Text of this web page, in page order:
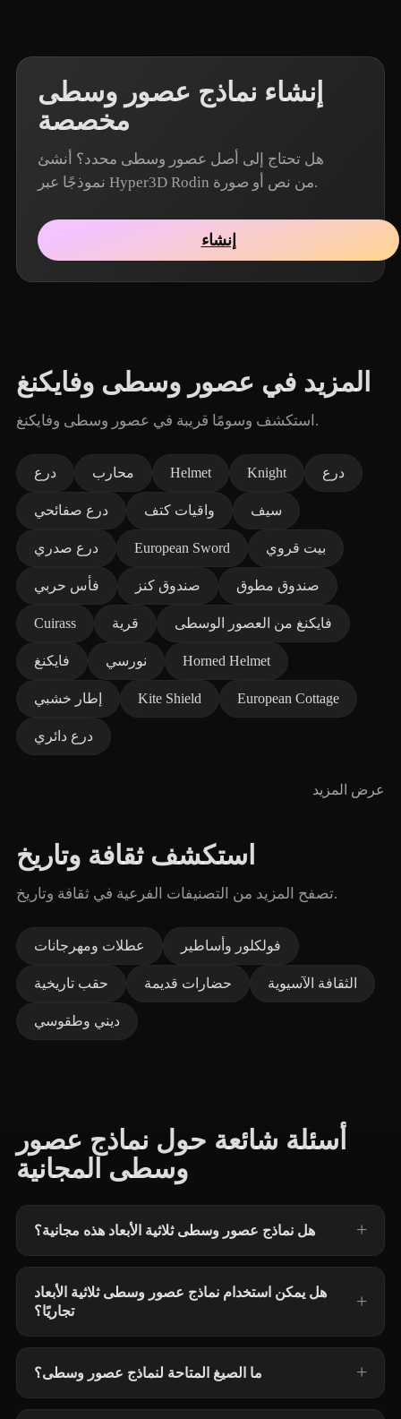
إنشاء نماذج عصور وسطى
مخصصة
هل تحتاج إلى أصل عصور وسطى محدد؟ أنشئ
نموذجًا عبر Hyper3D Rodin من نص أو صورة.
إنشاء
المزيد في عصور وسطى وفايكنغ
استكشف وسومًا قريبة في عصور وسطى وفايكنغ.
درع محارب Helmet Knight درع
درع صفائحي واقيات كتف سيف
درع صدري European Sword بيت قروي
فأس حربي صندوق كنز صندوق مطوق
Cuirass قرية فايكنغ من العصور الوسطى
فايكنغ نورسي Horned Helmet
إطار خشبي Kite Shield European Cottage
درع دائري
عرض المزيد
استكشف ثقافة وتاريخ
تصفح المزيد من التصنيفات الفرعية في ثقافة وتاريخ.
عطلات ومهرجانات فولكلور وأساطير
حقب تاريخية حضارات قديمة الثقافة الآسيوية
ديني وطقوسي
أسئلة شائعة حول نماذج عصور
وسطى المجانية
هل نماذج عصور وسطى ثلاثية الأبعاد هذه مجانية؟
هل يمكن استخدام نماذج عصور وسطى ثلاثية الأبعاد
تجاريًا؟
ما الصيغ المتاحة لنماذج عصور وسطى؟